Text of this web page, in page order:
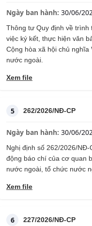
Ngày ban hành: 30/06/
Thông tư Quy định về trình
việc ký kết, thực hiện văn
Cộng hòa xã hội chủ
nước ngoài.
Xem file
5 262/2026/NĐ-CP
Ngày ban hành: 30/06/
Nghị định số 262/2026/
động báo chí của cơ quan
nước ngoài, tổ chức nước
Xem file
6 227/2026/NĐ-CP